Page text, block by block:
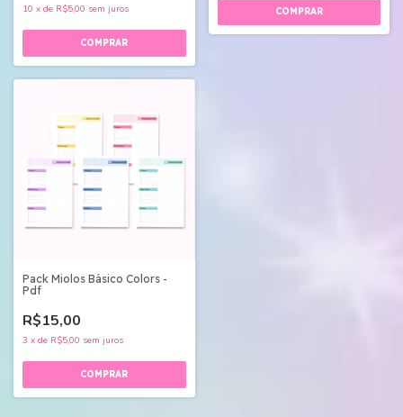
10 x de R$5,00 sem juros
Pack Miolos Básico Colors -
Pdf
R$15,00
3 x de R$5,00 sem juros